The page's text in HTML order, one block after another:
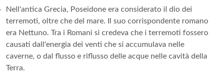
Nell'antica Grecia, Poseidone era considerato il dio dei
terremoti, oltre che del mare. Il suo corrispondente romano
era Nettuno. Tra i Romani si credeva che i terremoti fossero
causati dall'energia dei venti che si accumulava nelle
caverne, o dal flusso e riflusso delle acque nelle cavità della
Terra.